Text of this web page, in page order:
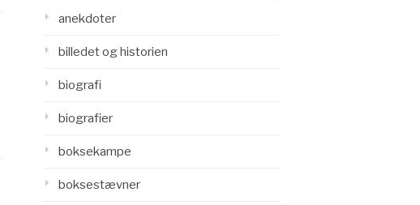
anekdoter
billedet og historien
biografi
biografier
boksekampe
boksestævner